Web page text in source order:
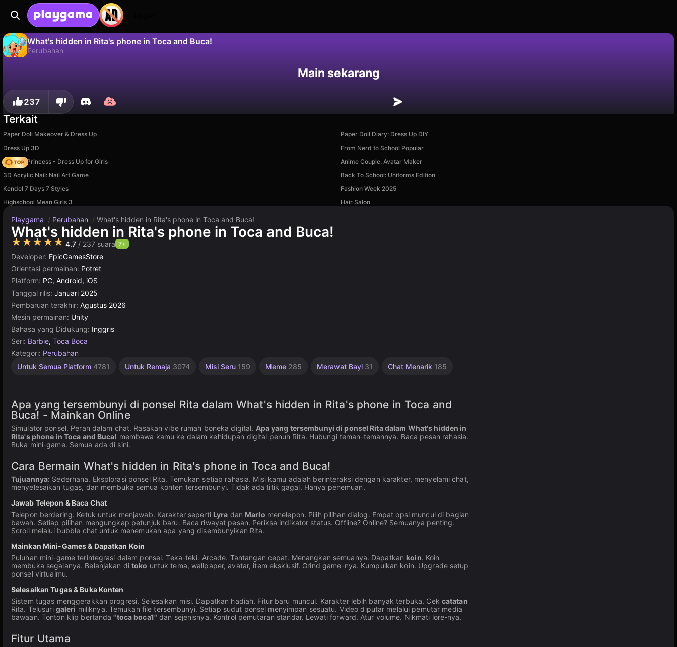
What's hidden in Rita's phone in Toca and Buca!
Perubahan
Main sekarang
237
Terkait
Paper Doll Makeover & Dress Up
Paper Doll Diary: Dress Up DIY
Dress Up 3D
From Nerd to School Popular
Fashion Princess - Dress Up for Girls
Anime Couple: Avatar Maker
3D Acrylic Nail: Nail Art Game
Back To School: Uniforms Edition
Kendel 7 Days 7 Styles
Fashion Week 2025
Highschool Mean Girls 3
Hair Salon
Playgama / Perubahan / What's hidden in Rita's phone in Toca and Buca!
What's hidden in Rita's phone in Toca and Buca!
★★★★★ 4.7 / 237 suara 7+
Developer: EpicGamesStore
Orientasi permainan: Potret
Platform: PC, Android, iOS
Tanggal rilis: Januari 2025
Pembaruan terakhir: Agustus 2026
Mesin permainan: Unity
Bahasa yang Didukung: Inggris
Seri: Barbie, Toca Boca
Kategori: Perubahan
Untuk Semua Platform 4781 Untuk Remaja 3074 Misi Seru 159 Meme 285 Merawat Bayi 31 Chat Menarik 185
Hewan
Boneka
Desktop
Kitty
Bayi
Sederhana
Untuk
Online
Unity
Apa yang tersembunyi di ponsel Rita dalam What's hidden in Rita's phone in Toca and
Buca! - Mainkan Online
Simulator ponsel. Peran dalam chat. Rasakan vibe rumah boneka digital. Apa yang tersembunyi di ponsel Rita dalam What's hidden in
Rita's phone in Toca and Buca! membawa kamu ke dalam kehidupan digital penuh Rita. Hubungi teman-temannya. Baca pesan rahasia.
Buka mini-game. Semua ada di sini.
Cara Bermain What's hidden in Rita's phone in Toca and Buca!
Tujuannya: Sederhana. Eksplorasi ponsel Rita. Temukan setiap rahasia. Misi kamu adalah berinteraksi dengan karakter, menyelami chat,
menyelesaikan tugas, dan membuka semua konten tersembunyi. Tidak ada titik gagal. Hanya penemuan.
Jawab Telepon & Baca Chat
Telepon berdering. Ketuk untuk menjawab. Karakter seperti Lyra dan Marlo menelepon. Pilih pilihan dialog. Empat opsi muncul di bagian
bawah. Setiap pilihan mengungkap petunjuk baru. Baca riwayat pesan. Periksa indikator status. Offline? Online? Semuanya penting.
Scroll melalui bubble chat untuk menemukan apa yang disembunyikan Rita.
Mainkan Mini-Games & Dapatkan Koin
Puluhan mini-game terintegrasi dalam ponsel. Teka-teki. Arcade. Tantangan cepat. Menangkan semuanya. Dapatkan koin. Koin
membuka segalanya. Belanjakan di toko untuk tema, wallpaper, avatar, item eksklusif. Grind game-nya. Kumpulkan koin. Upgrade setup
ponsel virtualmu.
Selesaikan Tugas & Buka Konten
Sistem tugas menggerakkan progresi. Selesaikan misi. Dapatkan hadiah. Fitur baru muncul. Karakter lebih banyak terbuka. Cek catatan
Rita. Telusuri galeri miliknya. Temukan file tersembunyi. Setiap sudut ponsel menyimpan sesuatu. Video diputar melalui pemutar media
bawaan. Tonton klip bertanda"toca boca1" dan sejenisnya. Kontrol pemutaran standar. Lewati forward. Atur volume. Nikmati lore-nya.
Fitur Utama